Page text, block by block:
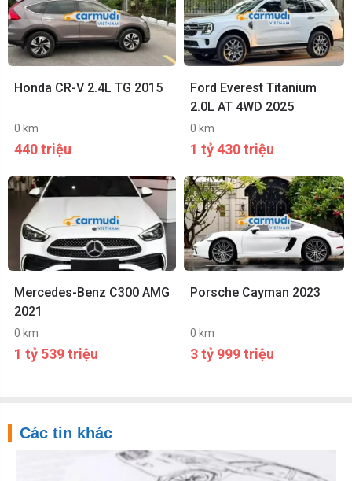
Honda CR-V 2.4L TG 2015
0 km
440 triệu
Ford Everest Titanium
2.0L AT 4WD 2025
0 km
1 tỷ 430 triệu
Mercedes-Benz C300 AMG
2021
0 km
1 tỷ 539 triệu
Porsche Cayman 2023
0 km
3 tỷ 999 triệu
Các tin khác